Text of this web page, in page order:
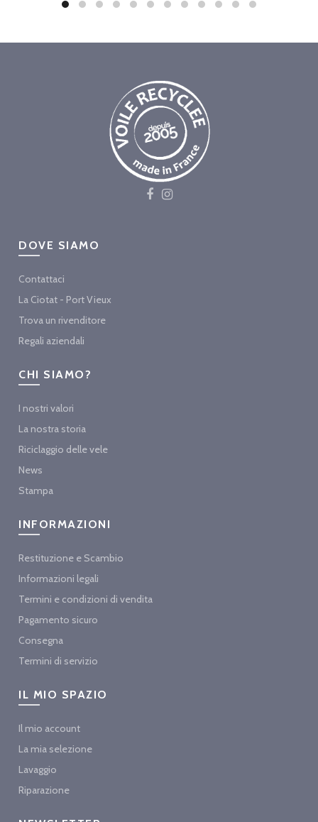
DOVE SIAMO
Contattaci
La Ciotat - Port Vieux
Trova un rivenditore
Regali aziendali
CHI SIAMO?
I nostri valori
La nostra storia
Riciclaggio delle vele
News
Stampa
INFORMAZIONI
Restituzione e Scambio
Informazioni legali
Termini e condizioni di vendita
Pagamento sicuro
Consegna
Termini di servizio
IL MIO SPAZIO
Il mio account
La mia selezione
Lavaggio
Riparazione